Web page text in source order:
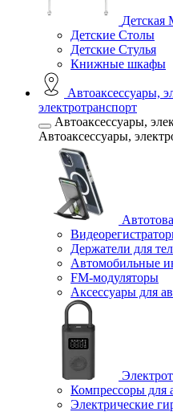
Детская
Детские Столы
Детские Стулья
Книжные шкафы
Автоаксессуары,
электротранспорт
Автоаксессуары,
Автоаксессуары,
Держатели для
Автомобильные
FM-модуляторы
Аксессуары для
Компрессоры для
Электрические